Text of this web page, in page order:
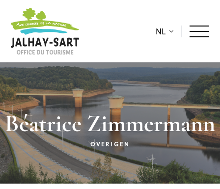
NL
Béatrice Zimmermann
OVERIGEN